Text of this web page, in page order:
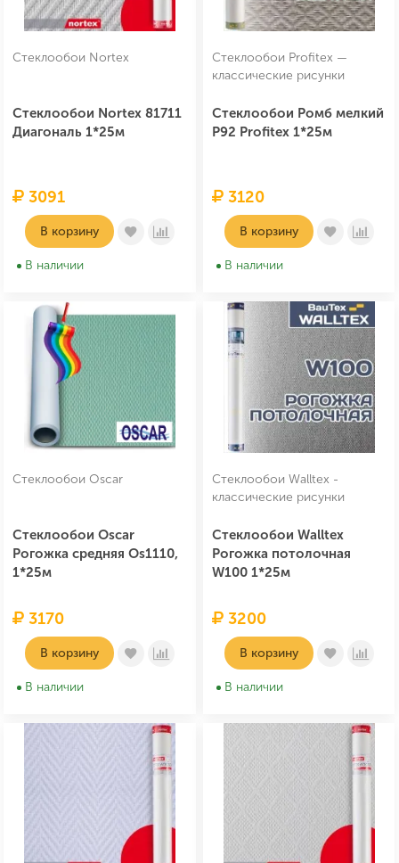
Стеклообои Nortex
Стеклообои Nortex 81711
Диагональ 1*25м
3091
В корзину
В наличии
Стеклообои Profitex —
классические рисунки
Стеклообои Ромб мелкий
P92 Profitex 1*25м
3120
В корзину
В наличии
Стеклообои Oscar
Стеклообои Oscar
Рогожка средняя Os1110,
1*25м
3170
В корзину
В наличии
Стеклообои Walltex -
классические рисунки
Стеклообои Walltex
Рогожка потолочная
W100 1*25м
3200
В корзину
В наличии